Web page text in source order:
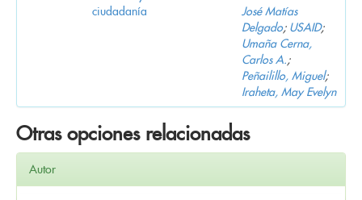
ciudadanía
José Matías
Delgado; USAID;
Umaña Cerna,
Carlos A.;
Peñailillo, Miguel;
Iraheta, May Evelyn
Otras opciones relacionadas
Autor